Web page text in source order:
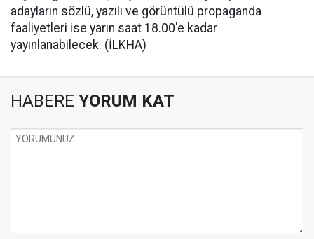
adayların sözlü, yazılı ve görüntülü propaganda
faaliyetleri ise yarın saat 18.00'e kadar
yayınlanabilecek. (İLKHA)
HABERE YORUM KAT